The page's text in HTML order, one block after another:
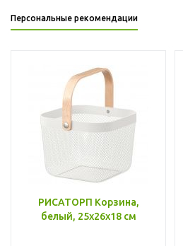
Персональные рекомендации
РИСАТОРП Корзина,
белый, 25x26x18 см